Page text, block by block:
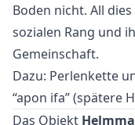
Boden nicht. All
sozialen Rang und
Gemeinschaft.
Dazu: Perlenkette
“apon ifa” (spätere
Das Objekt